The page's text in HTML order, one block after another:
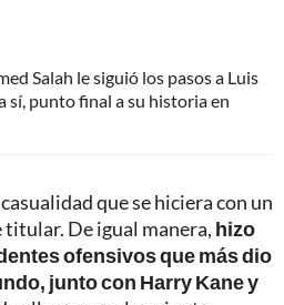
Salah le siguió los pasos a Luis
sí, punto final a su historia en
que se hiciera con un
De igual manera, hizo
ofensivos que más dio
junto con Harry Kane y